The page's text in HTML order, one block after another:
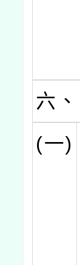
六、
(一)